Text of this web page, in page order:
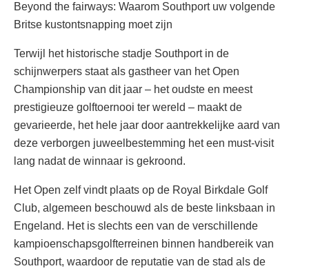
Beyond the fairways: Waarom Southport uw volgende
Britse kustontsnapping moet zijn
Terwijl het historische stadje Southport in de
schijnwerpers staat als gastheer van het Open
Championship van dit jaar – het oudste en meest
prestigieuze golftoernooi ter wereld – maakt de
gevarieerde, het hele jaar door aantrekkelijke aard van
deze verborgen juweelbestemming het een must-visit
lang nadat de winnaar is gekroond.
Het Open zelf vindt plaats op de Royal Birkdale Golf
Club, algemeen beschouwd als de beste linksbaan in
Engeland. Het is slechts een van de verschillende
kampioenschapsgolfterreinen binnen handbereik van
Southport, waardoor de reputatie van de stad als de